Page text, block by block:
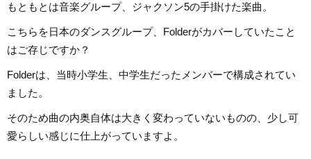
もともとは音楽グループ、ジャクソン5の手掛けた楽曲。
こちらを日本のダンスグループ、Folderがカバーしていたこと
はご存じですか？
Folderは、当時小学生、中学生だったメンバーで構成されてい
ました。
そのため曲の内奥自体は大きく変わっていないものの、少し可
愛らしい感じに仕上がっていますよ。